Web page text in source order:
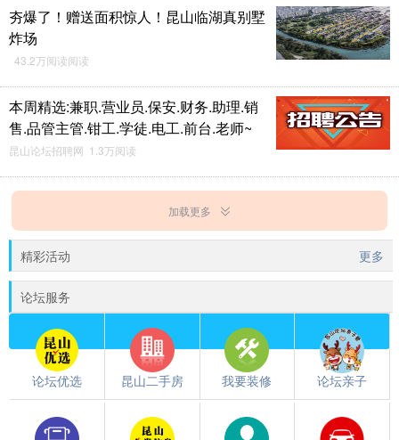
夯爆了！赠送面积惊人！昆山临湖真别墅
炸场
43.2万阅读阅读
本周精选:兼职.营业员.保安.财务.助理.销
售.品管主管.钳工.学徒.电工.前台.老师~
昆山论坛招聘网 1.3万阅读
加载更多
精彩活动 更多
论坛服务
论坛优选 昆山二手房 我要装修 论坛亲子